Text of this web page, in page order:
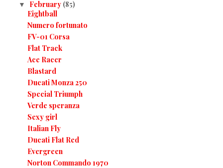
▼ February (85)
Eightball
Numero fortunato
FV-01 Corsa
Flat Track
Ace Racer
Blastard
Ducati Monza 250
Special Triumph
Verde speranza
Sexy girl
Italian Fly
Ducati Flat Red
Evergreen
Norton Commando 1970